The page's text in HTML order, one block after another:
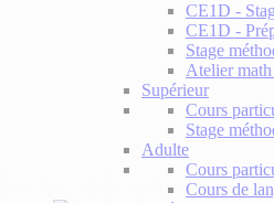
CE1D -
CE1D -
Stage
Atelier
Supérieur
Cours
Stage
Adulte
Cours
Cours de